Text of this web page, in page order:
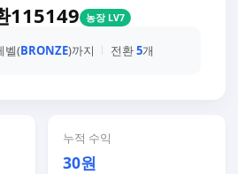
115149 농장 LV7
벨(BRONZE)까지 전환5개
누적 수익
30원